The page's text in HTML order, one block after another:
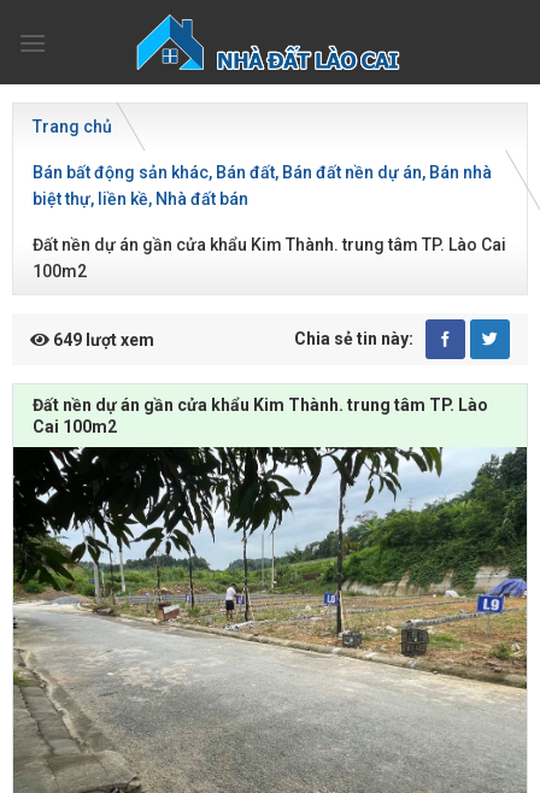
Trang chủ
Bán bất động sản khác Bán đất Bán đất nền dự án Bán nhà
biệt thự, liền kề Nhà đất bán
Đất nền dự án gần cửa khẩu Kim Thành. trung tâm TP. Lào Cai
100m2
649 lượt xem Chia sẻ tin này:
Đất nền dự án gần cửa khẩu Kim Thành. trung tâm TP. Lào
Cai 100m2